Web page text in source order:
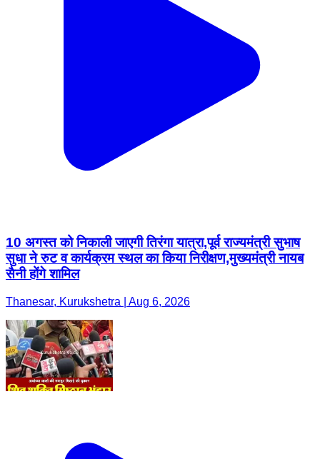
10 अगस्त को निकाली जाएगी तिरंगा यात्रा,पूर्व राज्यमंत्री सुभाष
सुधा ने रुट व कार्यक्रम स्थल का किया निरीक्षण,मुख्यमंत्री नायब
सैनी होंगे शामिल
Thanesar, Kurukshetra | Aug 6, 2026